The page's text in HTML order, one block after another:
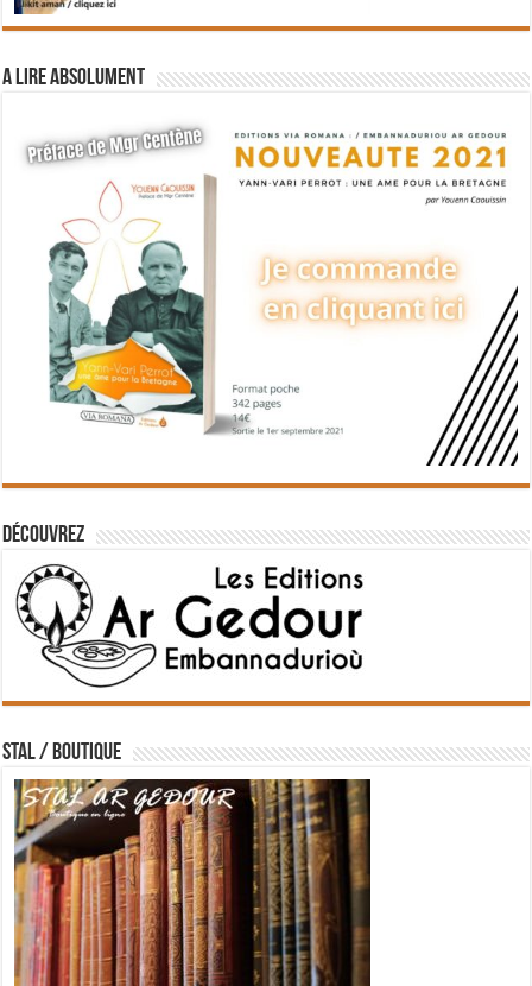
A lire absolument
Découvrez
STAL / BOUTIQUE